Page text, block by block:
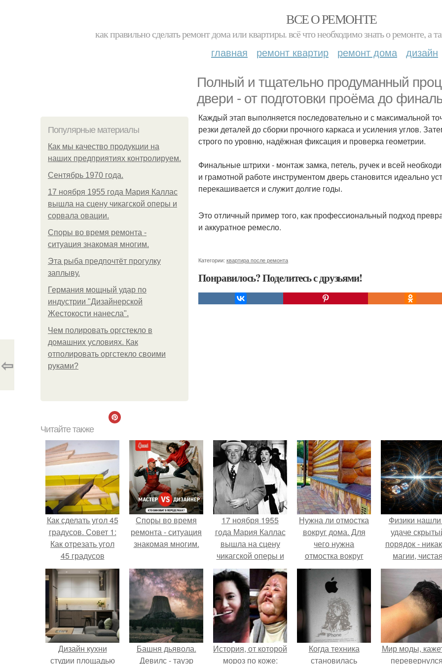
ВСЕ О РЕМОНТЕ
как правильно сделать ремонт дома или квартиры. всё что необходимо знать о ремонте,
главная ремонт квартир ремонт дома дизайн
Полный и тщательно продуманный
двери - от подготовки проёма до
Популярные материалы
Как мы качество продукции на
наших предприятиях контролируем.
Сентябрь 1970 года.
17 ноября 1955 года Мария Каллас
вышла на сцену чикагской оперы и
сорвала овации.
Споры во время ремонта -
ситуация знакомая многим.
Эта рыба предпочтёт прогулку
заплыву.
Германия мощный удар по
индустрии "Дизайнерской
Жестокости нанесла".
Чем полировать оргстекло в
домашних условиях. Как
отполировать оргстекло своими
руками?
Каждый этап выполняется последовательно и с максимальной
резки деталей до сборки прочного каркаса и усиления углов.
строго по уровню, надёжная фиксация и проверка геометрии.
Финальные штрихи - монтаж замка, петель, ручек и всей
и грамотной работе инструментом дверь становится идеально
перекашивается и служит долгие годы.
Это отличный пример того, как профессиональный подход
и аккуратное ремесло.
Категории: квартира после ремонта
Понравилось? Поделитесь с друзьями!
⇦
Читайте также
Как сделать угол 45
градусов. Совет 1:
Как отрезать угол
45 градусов
Споры во время
ремонта - ситуация
знакомая многим.
17 ноября 1955
года Мария Каллас
вышла на сцену
чикагской оперы и
сорвала овации.
Нужна ли отмостка
вокруг дома. Для
чего нужна
отмостка вокруг
дома?
Физики
удаче
порядок -
магии,
квантовая
механика.
Дизайн кухни
студии площадью
Башня дьявола.
Девилс - тауэр
История, от которой
мороз по коже:
Когда техника
становилась
Мир моды,